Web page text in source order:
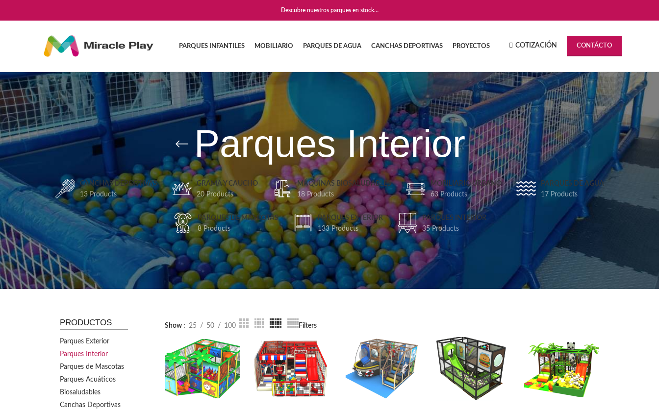
Descubre nuestros parques en stock…
PARQUES INFANTILES MOBILIARIO PARQUES DE AGUA CANCHAS DEPORTIVAS PROYECTOS COTIZACIÓN CONTÁCTO
Parques Interior
CANCHAS DEPORTIVAS
13 Products
GRAMA Y CAUCHO
20 Products
MÁQUINAS BIOSALUDABLES
18 Products
MOBILIARIO URBANO
63 Products
PARQUES DE AGUA
17 Products
PARQUES DE MASCOTAS
8 Products
PARQUES EXTERIOR
133 Products
PARQUES INTERIOR
35 Products
PRODUCTOS
Parques Exterior
Parques Interior
Parques de Mascotas
Parques Acuáticos
Biosaludables
Canchas Deportivas
Show 25 50 100 Filters